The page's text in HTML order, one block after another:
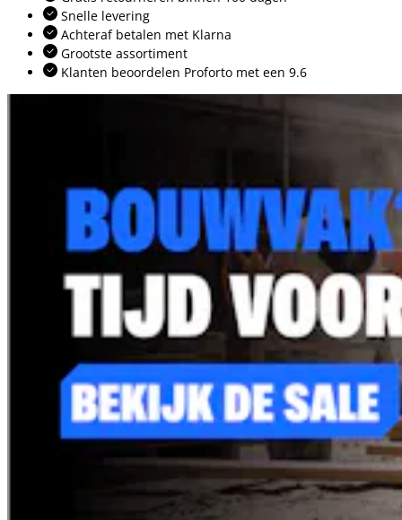
Snelle levering
Achteraf betalen met Klarna
Grootste assortiment
Klanten beoordelen Proforto met een 9.6